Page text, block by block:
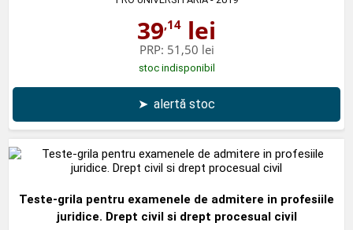
39,14 lei
PRP: 51,50 lei
stoc indisponibil
➤ alertă stoc
Teste-grila pentru examenele de admitere in profesiile
juridice. Drept civil si drept procesual civil